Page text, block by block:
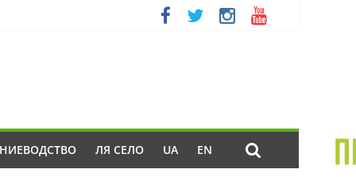
ЛЯ СЕЛО UA EN